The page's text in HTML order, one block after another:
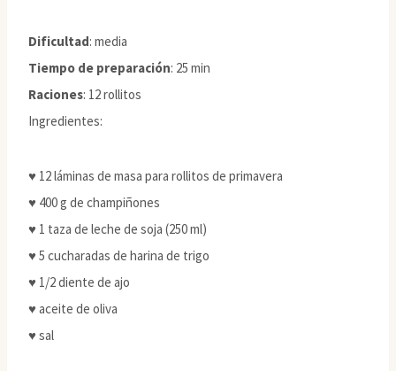
Dificultad: media
Tiempo de preparación: 25 min
Raciones: 12 rollitos
Ingredientes:
♥ 12 láminas de masa para rollitos de primavera
♥ 400 g de champiñones
♥ 1 taza de leche de soja (250 ml)
♥ 5 cucharadas de harina de trigo
♥ 1/2 diente de ajo
♥ aceite de oliva
♥ sal